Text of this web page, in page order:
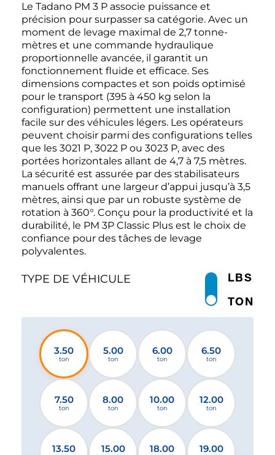
Le Tadano PM 3 P associe puissance et
précision pour surpasser sa catégorie. Avec un
moment de levage maximal de 2,7 tonne-
mètres et une commande hydraulique
proportionnelle avancée, il garantit un
fonctionnement fluide et efficace. Ses
dimensions compactes et son poids optimisé
pour le transport (395 à 450 kg selon la
configuration) permettent une installation
facile sur des véhicules légers. Les opérateurs
peuvent choisir parmi des configurations telles
que les 3021 P, 3022 P ou 3023 P, avec des
portées horizontales allant de 4,7 à 7,5 mètres.
La sécurité est assurée par des stabilisateurs
manuels offrant une largeur d’appui jusqu’à 3,5
mètres, ainsi que par un robuste système de
rotation à 360°. Conçu pour la productivité et la
durabilité, le PM 3P Classic Plus est le choix de
confiance pour des tâches de levage
polyvalentes.
TYPE DE VÉHICULE
TON
LBS
3.50
ton
5.00
ton
6.00
ton
6.50
ton
7.50
ton
8.00
ton
10.00
ton
12.00
ton
13.50 15.00 18.00 19.00